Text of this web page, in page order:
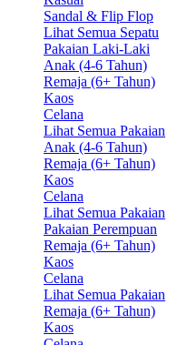
Sandal & Flip Flop
Lihat Semua Sepatu
Pakaian Laki-Laki
Anak (4-6 Tahun)
Remaja (6+ Tahun)
Kaos
Celana
Lihat Semua Pakaian
Anak (4-6 Tahun)
Remaja (6+ Tahun)
Kaos
Celana
Lihat Semua Pakaian
Pakaian Perempuan
Remaja (6+ Tahun)
Kaos
Celana
Lihat Semua Pakaian
Remaja (6+ Tahun)
Kaos